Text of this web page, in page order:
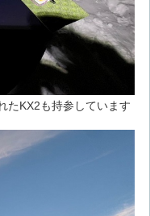
たKX2も持参しています